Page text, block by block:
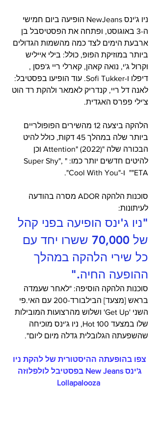
ניו ג'ינס NewJeans הופיעה ביום חמישי
ה-3 באוגוסט, ופתחה את הפסטיסבל בן
ארבעת הימים לצד כמה מהשמות הגדולים
ביותר במוזיקת ​​הפופ, כולל: בילי אייליש
וקרול ג'י, נואה קאהן, קארלי ריי ג'פסן ,
דיפלו ו-Sofi Tukker. עוד הופיעו בפסטיבל:
לאנה דל ריי, קנדריק לאמאר ולהקת רד הוט
צ'ילי פפרס האגדית.
הלהקה ביצעה 12 מהשירים הפופולריים
ביותר שלה במהלך 45 דקות, כולל להיט
הבכורה שלה "Attention" (2022) וכן
להיטים חדשים יותר כמו: "Super Shy",
"ETA"  ו-"Cool With You".
סוכנות הלהקה ADOR מסרה בהודעה
לעיתונות:
"ניו ג'ינס הופיעה בפני קהל
של 70,000 ששרו יחד עם
כל שירי הלהקה במהלך
ההופעה החיה."
סוכנות הלהקה הוסיפה: "לאחר שעמדה
בראש [מצעד] הבילבורד-200 עם האי.פי
השני 'Get Up' ושלוש מהרצועות המובילות
שלו במצעד Hot 100, ניו ג'ינס מוכיחה
שהשפעתה הגלובלית גדלה מיום ליום".
צפו בהופעתה ההיסטורית של להקת ניו
ג'ינס New Jeans בפסטיבל לולפלוזה
Lollapalooza